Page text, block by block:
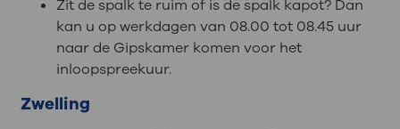
Zit de spalk te ruim of is de spalk kapot? Dan
kan u op werkdagen van 08.00 tot 08.45 uur
naar de Gipskamer komen voor het
inloopspreekuur.
Zwelling